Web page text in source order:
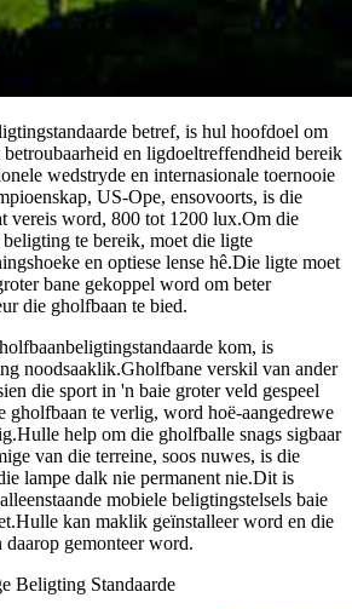
betref, is hul hoofdoel om
betroubaarheid en ligdoeltreffendheid bereik
wedstryde en internasionale toernooie
US-Ope, ensovoorts, is die
vereis word, 800 tot 1200 lux.Om die
te bereik, moet die ligte
en optiese lense hê.Die ligte moet
bane gekoppel word om beter
die gholfbaan te bied.
kom, is
noodsaaklik.Gholfbane verskil van ander
die sport in 'n baie groter veld gespeel
gholfbaan te verlig, word hoë-aangedrewe
help om die gholfballe snags sigbaar
van die terreine, soos nuwes, is die
lampe dalk nie permanent nie.Dit is
mobiele beligtingstelsels baie
kan maklik geïnstalleer word en die
gemonteer word.
Beligting Standaarde